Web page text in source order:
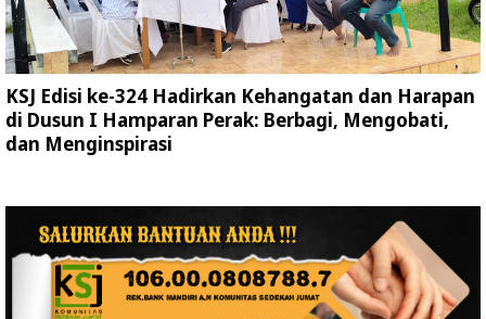
KSJ Edisi ke-324 Hadirkan Kehangatan dan Harapan
di Dusun I Hamparan Perak: Berbagi, Mengobati,
dan Menginspirasi